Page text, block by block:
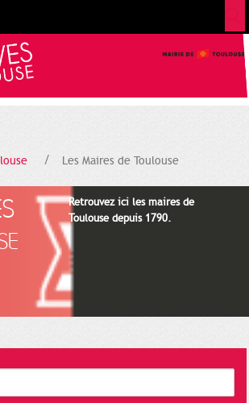
Les Maires de Toulouse
Retrouvez ici les maires de
Toulouse depuis 1790.
sur les cookies